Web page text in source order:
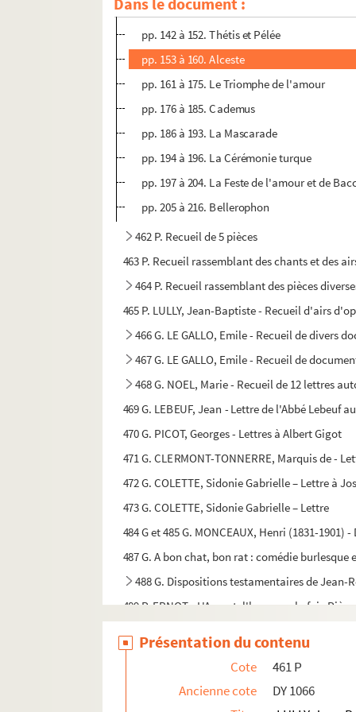
pp. 130 à 141. Armide
pp. 142 à 152. Thétis et Pélée
pp. 153 à 160. Alceste
pp. 161 à 175. Le Triomphe de l'amour
pp. 176 à 185. Cademus
pp. 186 à 193. La Mascarade
pp. 194 à 196. La Cérémonie turque
pp. 197 à 204. La Feste de l'amour et de
pp. 205 à 216. Bellerophon
462 P. Recueil de 5 pièces
463 P. Recueil rassemblant des chants et des
464 P. Recueil rassemblant des pièces
465 P. LULLY, Jean-Baptiste - Recueil d'airs
466 G. LE GALLO, Emile - Recueil de divers
467 G. LE GALLO, Emile - Recueil de
468 G. NOEL, Marie - Recueil de 12 lettres
469 G. LEBEUF, Jean - Lettre de l'Abbé
470 G. PICOT, Georges - Lettres à Albert Gigot
471 G. CLERMONT-TONNERRE, Marquis de -
472 G. COLETTE, Sidonie Gabrielle – Lettre à
473 G. COLETTE, Sidonie Gabrielle – Lettre
484 G et 485 G. MONCEAUX, Henri (1831-
487 G. A bon chat, bon rat : comédie burlesque
488 G. Dispositions testamentaires de Jean-
489 P. ERNOT - L'Argent, l'honneur, la foi :
491 P. Médecine
Présentation du contenu
Cote
461 P
Ancienne cote
DY 1066